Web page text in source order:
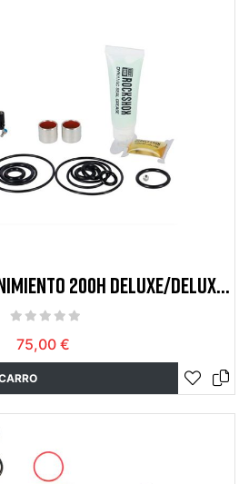
200H DELUXE/DELUXE
DELUXE NUDE
75,00 €